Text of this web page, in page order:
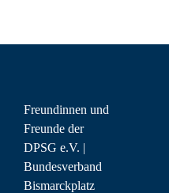
Freundinnen und
Freunde der
DPSG e.V. |
Bundesverband
Bismarckplatz